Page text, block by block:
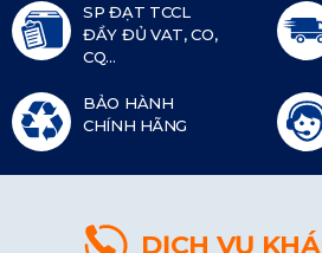
SP ĐẠT TCCL
ĐẦY ĐỦ VAT, CO,
CQ...
BẢO HÀNH
CHÍNH HÃNG
DỊCH VỤ